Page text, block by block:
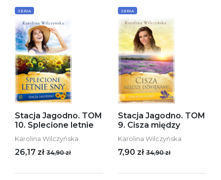
SERIA
Stacja Jagodno. TOM
10. Splecione letnie
Karolina Wilczyńska
26,17 zł 34,90 zł
SERIA
Stacja Jagodno. TOM
9. Cisza między
Karolina Wilczyńska
7,90 zł 34,90 zł